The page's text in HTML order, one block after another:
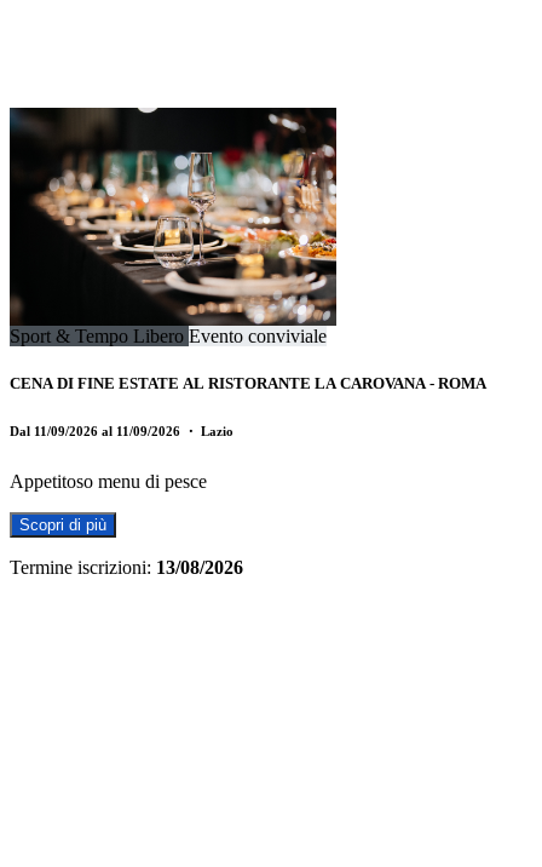
Sport & Tempo Libero Evento conviviale
CENA DI FINE ESTATE AL RISTORANTE LA CAROVANA - ROMA
Dal 11/09/2026 al 11/09/2026 ・ Lazio
Appetitoso menu di pesce
Scopri di più
Termine iscrizioni: 13/08/2026